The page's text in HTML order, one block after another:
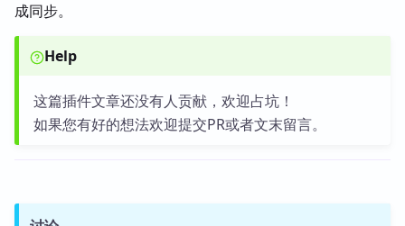
成同步。
Help
这篇插件文章还没有人贡献，欢迎占坑！
如果您有好的想法欢迎提交PR或者文末留言。